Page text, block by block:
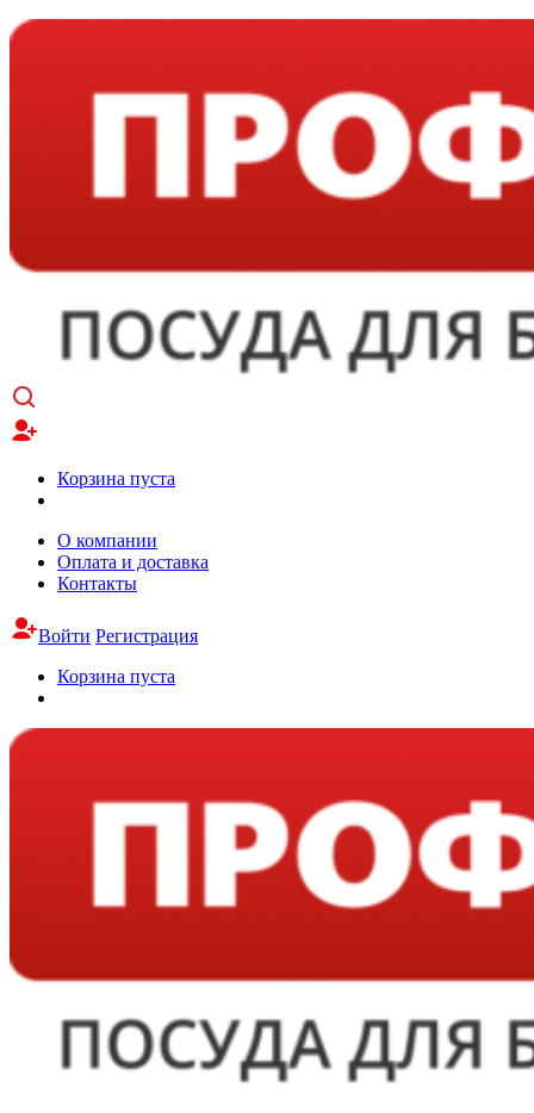
Корзина пуста
О компании
Оплата и доставка
Контакты
Войти Регистрация
Корзина пуста